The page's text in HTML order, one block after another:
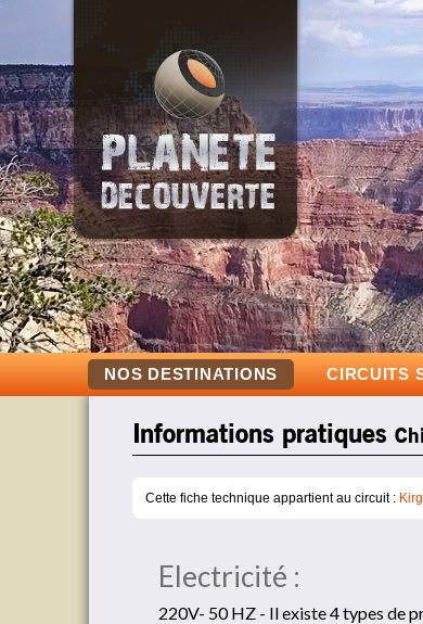
NOS DESTINATIONS CIRCUITS
Informations pratiques
Cette fiche technique appartient au circuit :
Electricité :
220V- 50 HZ - Il existe 4 types de